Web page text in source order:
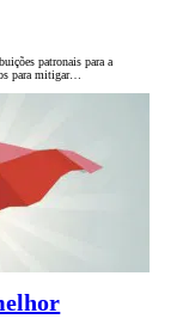
patronais para a
para mitigar…